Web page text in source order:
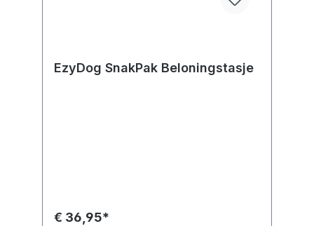
EzyDog SnakPak Beloningstasje
€ 36,95*